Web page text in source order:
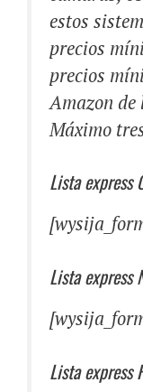
estos
precios
precios
Amazon de
Máximo
Lista express
Lista express
Lista express